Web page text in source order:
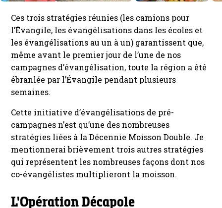
Ces trois stratégies réunies (les camions pour
l’Évangile, les évangélisations dans les écoles et
les évangélisations au un à un) garantissent que,
même avant le premier jour de l’une de nos
campagnes d’évangélisation, toute la région a été
ébranlée par l’Évangile pendant plusieurs
semaines.
Cette initiative d’évangélisations de pré-
campagnes n’est qu’une des nombreuses
stratégies liées à la Décennie Moisson Double. Je
mentionnerai brièvement trois autres stratégies
qui représentent les nombreuses façons dont nos
co-évangélistes multiplieront la moisson.
L'Opération Décapole